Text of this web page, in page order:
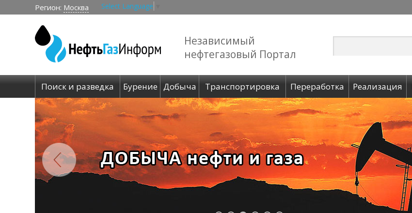
Регион: Москва Select Language
Независимый
нефтегазовый Портал
Поиск и разведка Бурение Добыча Транспортировка Переработка Реализация